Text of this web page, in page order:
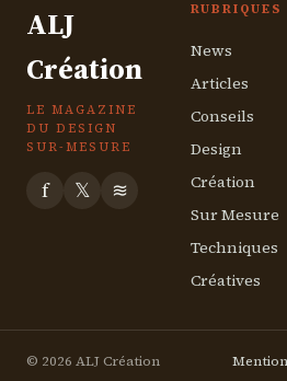
ALJ
Création
LE MAGAZINE
DU DESIGN
SUR-MESURE
f 𝕏 ≋
RUBRIQUES
News
Articles
Conseils
Design
Création
Sur Mesure
Techniques
Créatives
© 2026 ALJ Création